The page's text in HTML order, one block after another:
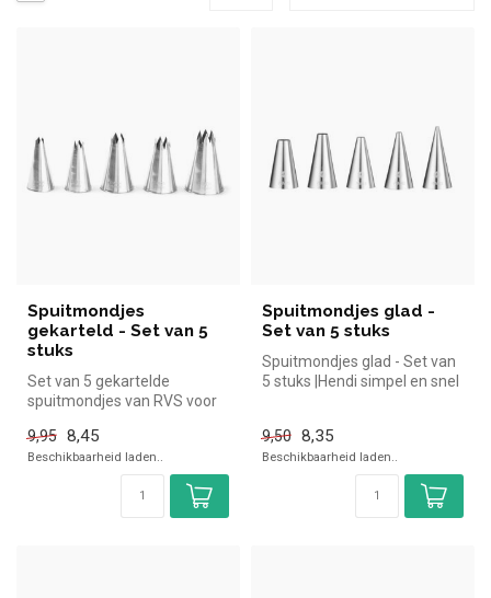
Spuitmondjes
gekarteld - Set van 5
stuks
Set van 5 gekartelde
spuitmondjes van RVS voor
spuitmond...
9,95 8,45
Beschikbaarheid laden..
Spuitmondjes glad -
Set van 5 stuks
Spuitmondjes glad - Set van
5 stuks |Hendi simpel en snel
9,50 8,35
Beschikbaarheid laden..